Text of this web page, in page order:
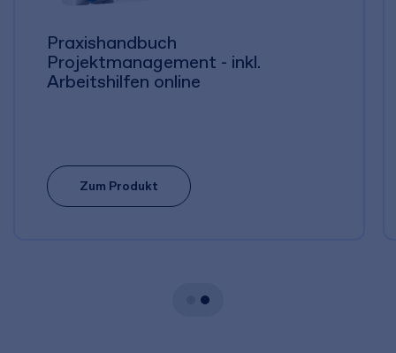
Praxishandbuch
Projektmanagement - inkl.
Arbeitshilfen online
Zum Produkt